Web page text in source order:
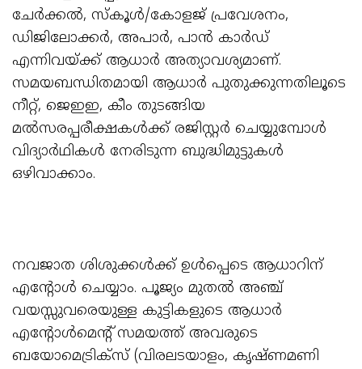
ചേര്‍ക്കല്‍, സ്‌കൂള്‍/കോളജ് പ്രവേശനം,
ഡിജിലോക്കര്‍, അപാര്‍, പാന്‍ കാര്‍ഡ്
എന്നിവയ്ക്ക് ആധാര്‍ അത്യാവശ്യമാണ്.
സമയബന്ധിതമായി ആധാര്‍ പുതുക്കുന്നതിലൂടെ
നീറ്റ്, ജെഇഇ, കീം തുടങ്ങിയ
മല്‍സരപ്പരീക്ഷകള്‍ക്ക് രജിസ്റ്റര്‍ ചെയ്യുമ്പോള്‍
വിദ്യാര്‍ഥികള്‍ നേരിടുന്ന ബുദ്ധിമുട്ടുകള്‍
ഒഴിവാക്കാം.
നവജാത ശിശുക്കള്‍ക്ക് ഉള്‍പ്പെടെ ആധാറിന്
എന്റോള്‍ ചെയ്യാം. പൂജ്യം മുതല്‍ അഞ്ച്
വയസ്സുവരെയുള്ള കുട്ടികളുടെ ആധാര്‍
എന്റോള്‍മെന്റ് സമയത്ത് അവരുടെ
ബയോമെട്രിക്സ് (വിരലടയാളം, കൃഷ്ണമണി